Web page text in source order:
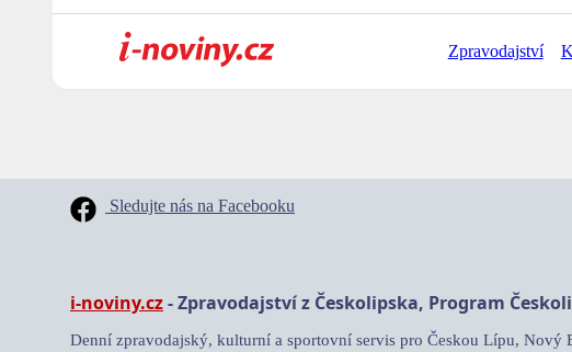
Zpravodajství
Sledujte nás na Facebooku
i-noviny.cz- Zpravodajství z Českolipska, Program
Denní zpravodajský, kulturní a sportovní servis pro Českou Lípu, Nový